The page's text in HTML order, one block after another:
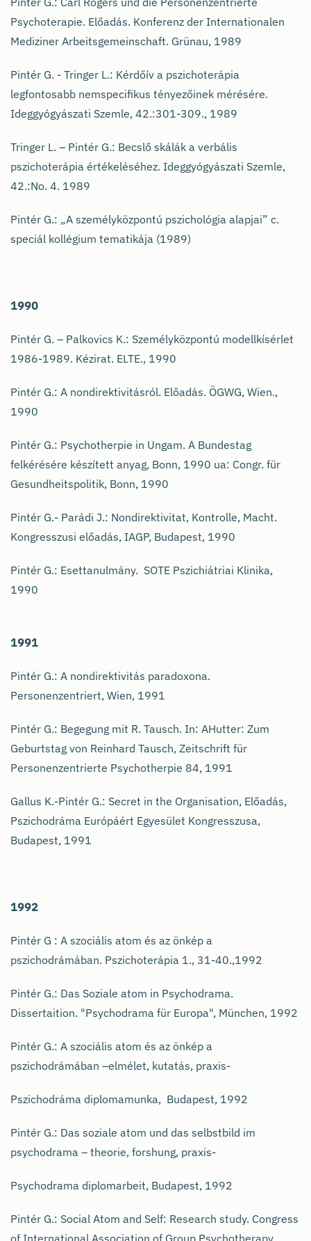
Psychoterapie. Előadás. Konferenz der Internationalen
Mediziner Arbeitsgemeinschaft. Grünau, 1989
Pintér G. - Tringer L.: Kérdőív a pszichoterápia
legfontosabb nemspecifikus tényezőinek mérésére.
Ideggyógyászati Szemle, 42.:301-309., 1989
Tringer L. – Pintér G.: Becslő skálák a verbális
pszichoterápia értékeléséhez. Ideggyógyászati Szemle,
42.:No. 4. 1989
Pintér G.: „A személyközpontú pszichológia alapjai” c.
speciál kollégium tematikája (1989)
1990
Pintér G. – Palkovics K.: Személyközpontú modellkísérlet
1986-1989. Kézirat. ELTE., 1990
Pintér G.: A nondirektivitásról. Előadás. ÖGWG, Wien.,
1990
Pintér G.: Psychotherpie in Ungam. A Bundestag
felkérésére készített anyag, Bonn, 1990 ua: Congr. für
Gesundheitspolitik, Bonn, 1990
Pintér G.- Parádi J.: Nondirektivitat, Kontrolle, Macht.
Kongresszusi előadás, IAGP, Budapest, 1990
Pintér G.: Esettanulmány. SOTE Pszichiátriai Klinika,
1990
1991
Pintér G.: A nondirektivitás paradoxona.
Personenzentriert, Wien, 1991
Pintér G.: Begegung mit R. Tausch. In: AHutter: Zum
Geburtstag von Reinhard Tausch, Zeitschrift für
Personenzentrierte Psychotherpie 84, 1991
Gallus K.-Pintér G.: Secret in the Organisation, Előadás,
Pszichodráma Európáért Egyesület Kongresszusa,
Budapest, 1991
1992
Pintér G : A szociális atom és az önkép a
pszichodrámában. Pszichoterápia 1., 31-40.,1992
Pintér G.: Das Soziale atom in Psychodrama.
Dissertaition. "Psychodrama für Europa", München, 1992
Pintér G.: A szociális atom és az önkép a
pszichodrámában –elmélet, kutatás, praxis-
Pszichodráma diplomamunka, Budapest, 1992
Pintér G.: Das soziale atom und das selbstbild im
psychodrama – theorie, forshung, praxis-
Psychodrama diplomarbeit, Budapest, 1992
Pintér G.: Social Atom and Self: Research study. Congress
of International Association of Group Psychotherapy,